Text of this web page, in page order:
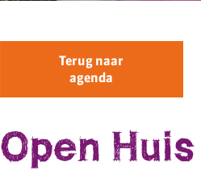
Terug naar
agenda
Open Huis